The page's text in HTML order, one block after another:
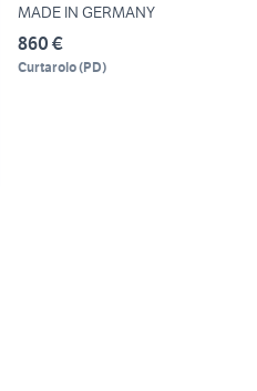
MADE IN GERMANY
860 €
Curtarolo(PD)